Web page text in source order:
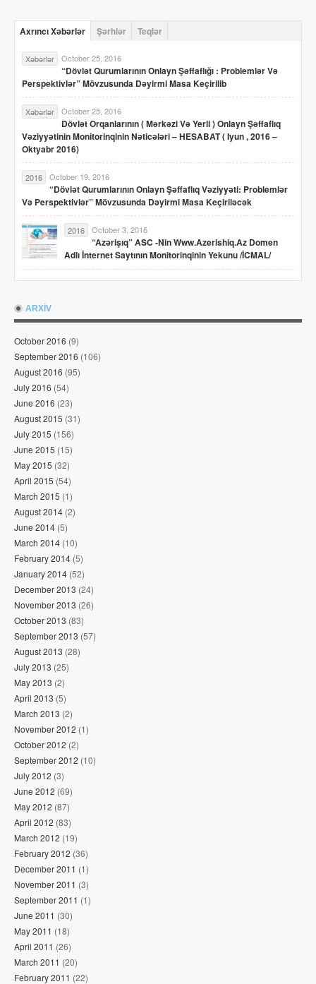
Axrıncı Xəbərlər Şərhlər Teqlər
Xəbərlər October 25, 2016
“Dövlət Qurumlarının Onlayn Şəffaflığı : Problemlər Və
Perspektivlər” Mövzusunda Dəyirmi Masa Keçirilib
Xəbərlər October 25, 2016
Dövlət Orqanlarının ( Mərkəzi Və Yerli ) Onlayn Şəffaflıq
Vəziyyətinin Monitorinqinin Nəticələri – HESABAT ( Iyun , 2016 –
Oktyabr 2016)
2016 October 19, 2016
“Dövlət Qurumlarının Onlayn Şəffaflıq Vəziyyəti: Problemlər
Və Perspektivlər” Mövzusunda Dəyirmi Masa Keçiriləcək
2016 October 3, 2016
“Azərişıq” ASC -nin Www.azerishiq.az Domen
Adlı İnternet Saytının Monitorinqinin Yekunu /İCMAL/
ARXİV
October 2016 (9)
September 2016 (106)
August 2016 (95)
July 2016 (54)
June 2016 (23)
August 2015 (31)
July 2015 (156)
June 2015 (15)
May 2015 (32)
April 2015 (54)
March 2015 (1)
August 2014 (2)
June 2014 (5)
March 2014 (10)
February 2014 (5)
January 2014 (52)
December 2013 (24)
November 2013 (26)
October 2013 (83)
September 2013 (57)
August 2013 (28)
July 2013 (25)
May 2013 (2)
April 2013 (5)
March 2013 (2)
November 2012 (1)
October 2012 (2)
September 2012 (10)
July 2012 (3)
June 2012 (69)
May 2012 (87)
April 2012 (83)
March 2012 (19)
February 2012 (36)
December 2011 (1)
November 2011 (3)
September 2011 (1)
June 2011 (30)
May 2011 (18)
April 2011 (26)
March 2011 (20)
February 2011 (22)